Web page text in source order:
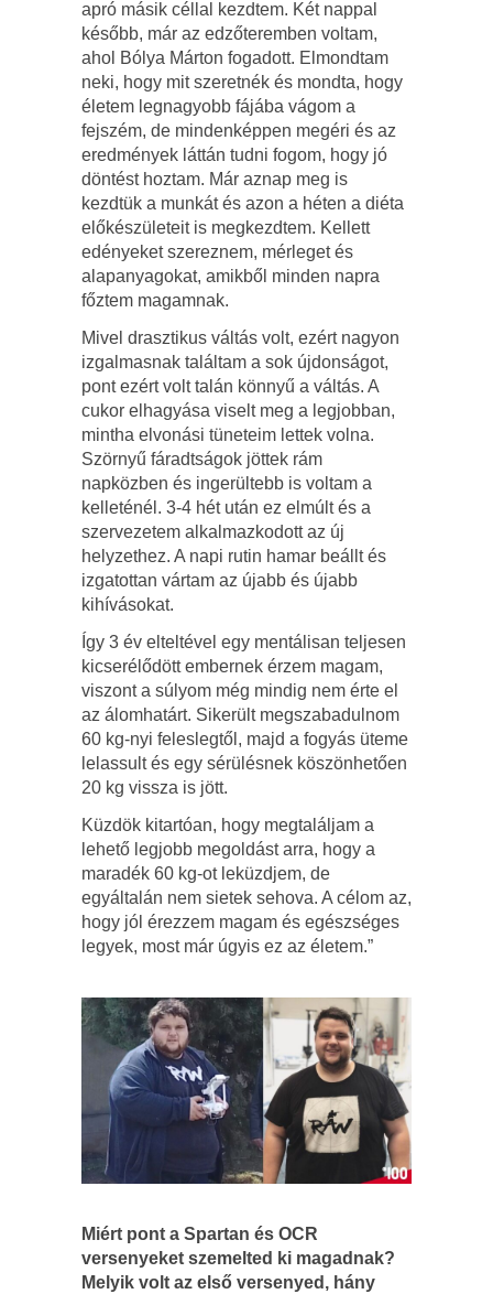
apró másik céllal kezdtem. Két nappal
később, már az edzőteremben voltam,
ahol Bólya Márton fogadott. Elmondtam
neki, hogy mit szeretnék és mondta, hogy
életem legnagyobb fájába vágom a
fejszém, de mindenképpen megéri és az
eredmények láttán tudni fogom, hogy jó
döntést hoztam. Már aznap meg is
kezdtük a munkát és azon a héten a diéta
előkészületeit is megkezdtem. Kellett
edényeket szereznem, mérleget és
alapanyagokat, amikből minden napra
főztem magamnak.
Mivel drasztikus váltás volt, ezért nagyon
izgalmasnak találtam a sok újdonságot,
pont ezért volt talán könnyű a váltás. A
cukor elhagyása viselt meg a legjobban,
mintha elvonási tüneteim lettek volna.
Szörnyű fáradtságok jöttek rám
napközben és ingerültebb is voltam a
kelleténél. 3-4 hét után ez elmúlt és a
szervezetem alkalmazkodott az új
helyzethez. A napi rutin hamar beállt és
izgatottan vártam az újabb és újabb
kihívásokat.
Így 3 év elteltével egy mentálisan teljesen
kicserélődött embernek érzem magam,
viszont a súlyom még mindig nem érte el
az álomhatárt. Sikerült megszabadulnom
60 kg-nyi feleslegtől, majd a fogyás üteme
lelassult és egy sérülésnek köszönhetően
20 kg vissza is jött.
Küzdök kitartóan, hogy megtaláljam a
lehető legjobb megoldást arra, hogy a
maradék 60 kg-ot leküzdjem, de
egyáltalán nem sietek sehova. A célom az,
hogy jól érezzem magam és egészséges
legyek, most már úgyis ez az életem.”
Miért pont a Spartan és OCR
versenyeket szemelted ki magadnak?
Melyik volt az első versenyed, hány